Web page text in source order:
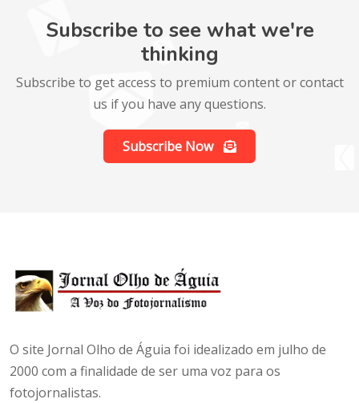
Subscribe to see what we're
thinking
Subscribe to get access to premium content or contact
us if you have any questions.
Subscribe Now
O site Jornal Olho de Águia foi idealizado em julho de
2000 com a finalidade de ser uma voz para os
fotojornalistas.